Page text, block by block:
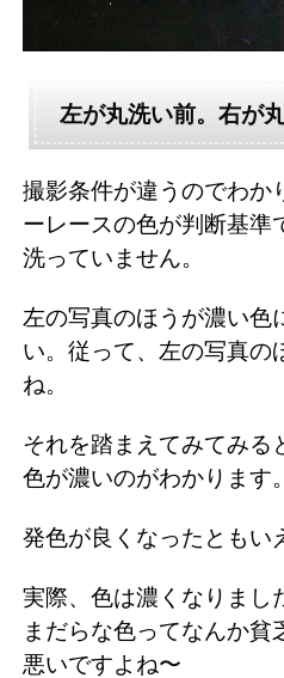
左が丸洗い前。右が
撮影条件が違うのでわか
ーレースの色が判断基準
洗っていません。
左の写真のほうが濃い色
い。従って、左の写真の
ね。
それを踏まえてみてみる
色が濃いのがわかります。
発色が良くなったともい
実際、色は濃くなりまし
まだらな色ってなんか貧
悪いですよね〜